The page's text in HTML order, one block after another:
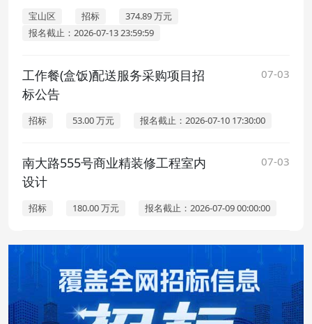
宝山区 招标
374.89 万元
报名截止：2026-07-13 23:59:59
工作餐(盒饭)配送服务采购项目招
标公告
07-03
招标 53.00 万元 报名截止：2026-07-10 17:30:00
南大路555号商业精装修工程室内
设计
07-03
招标 180.00 万元 报名截止：2026-07-09 00:00:00